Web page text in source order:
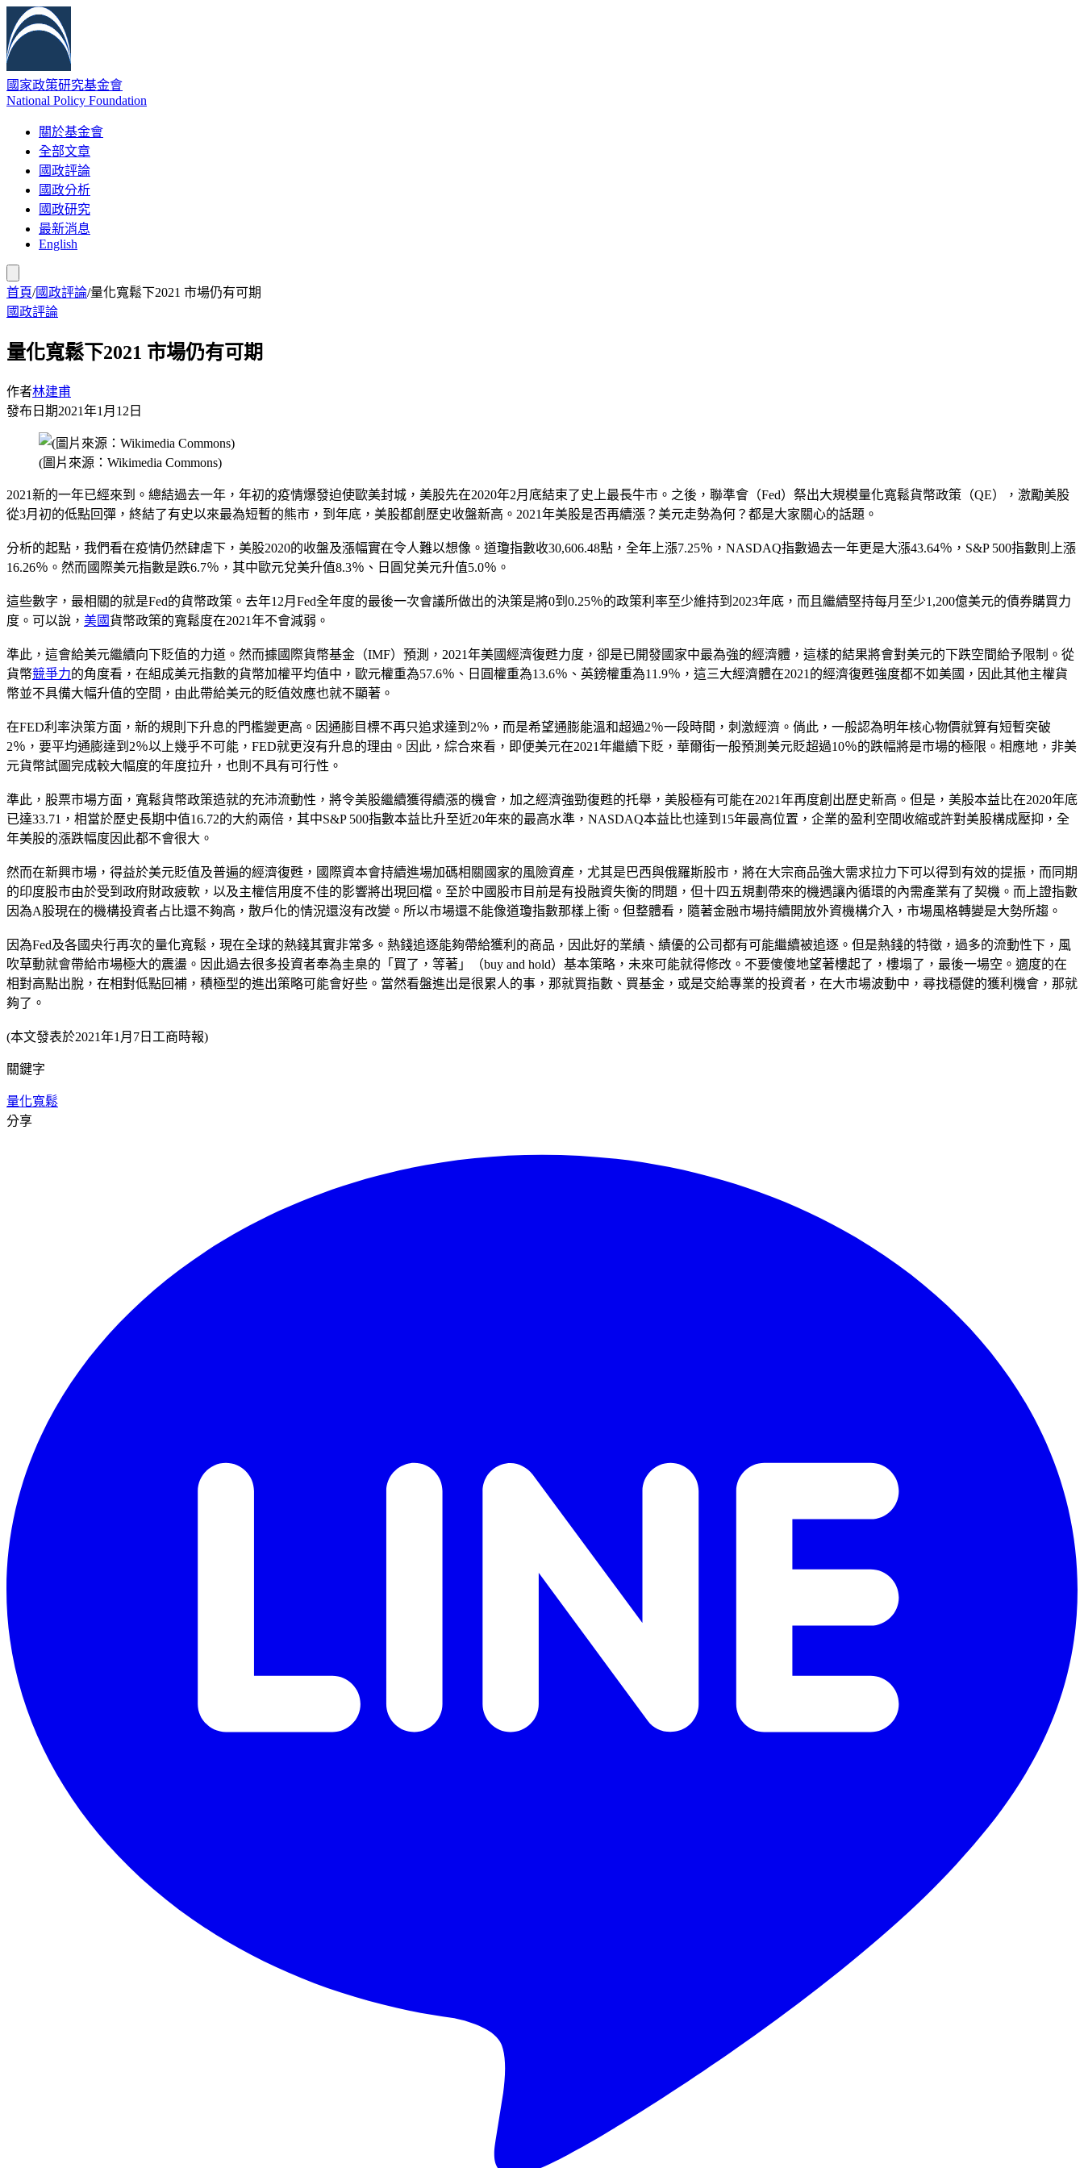
國家政策研究基金會
National Policy Foundation
關於基金會
全部文章
國政評論
國政分析
國政研究
最新消息
English
首頁/國政評論/量化寬鬆下2021 市場仍有可期
國政評論
量化寬鬆下2021 市場仍有可期
作者林建甫
發布日期2021年1月12日
(圖片來源：Wikimedia Commons)
2021新的一年已經來到。總結過去一年，年初的疫情爆發迫使歐美封城，美股先在2020年2月底結束了史上最長牛市。之後，聯準會（Fed）祭出大規模量化寬鬆貨幣政策（QE），激勵美股
從3月初的低點回彈，終結了有史以來最為短暫的熊市，到年底，美股都創歷史收盤新高。2021年美股是否再續漲？美元走勢為何？都是大家關心的話題。
分析的起點，我們看在疫情仍然肆虐下，美股2020的收盤及漲幅實在令人難以想像。道瓊指數收30,606.48點，全年上漲7.25％，NASDAQ指數過去一年更是大漲43.64％，S&P 500指數則上漲
16.26％。然而國際美元指數是跌6.7％，其中歐元兌美升值8.3％、日圓兌美元升值5.0％。
這些數字，最相關的就是Fed的貨幣政策。去年12月Fed全年度的最後一次會議所做出的決策是將0到0.25％的政策利率至少維持到2023年底，而且繼續堅持每月至少1,200億美元的債券購買力
度。可以說， 美國 貨幣政策的寬鬆度在2021年不會減弱。
準此，這會給美元繼續向下貶值的力道。然而據國際貨幣基金（IMF）預測，2021年美國經濟復甦力度，卻是已開發國家中最為強的經濟體，這樣的結果將會對美元的下跌空間給予限制。從
貨幣競爭力的角度看，在組成美元指數的貨幣加權平均值中，歐元權重為57.6％、日圓權重為13.6％、英鎊權重為11.9％，這三大經濟體在2021的經濟復甦強度都不如美國，因此其他主權貨
幣並不具備大幅升值的空間，由此帶給美元的貶值效應也就不顯著。
在FED利率決策方面，新的規則下升息的門檻變更高。因通膨目標不再只追求達到2％，而是希望通膨能溫和超過2％一段時間，刺激經濟。倘此，一般認為明年核心物價就算有短暫突破
2％，要平均通膨達到2％以上幾乎不可能，FED就更沒有升息的理由。因此，綜合來看，即便美元在2021年繼續下貶，華爾街一般預測美元貶超過10％的跌幅將是市場的極限。相應地，非美
元貨幣試圖完成較大幅度的年度拉升，也則不具有可行性。
準此，股票市場方面，寬鬆貨幣政策造就的充沛流動性，將令美股繼續獲得續漲的機會，加之經濟強勁復甦的托舉，美股極有可能在2021年再度創出歷史新高。但是，美股本益比在2020年底
已達33.71，相當於歷史長期中值16.72的大約兩倍，其中S&P 500指數本益比升至近20年來的最高水準，NASDAQ本益比也達到15年最高位置，企業的盈利空間收縮或許對美股構成壓抑，全
年美股的漲跌幅度因此都不會很大。
然而在新興市場，得益於美元貶值及普遍的經濟復甦，國際資本會持續進場加碼相關國家的風險資產，尤其是巴西與俄羅斯股市，將在大宗商品強大需求拉力下可以得到有效的提振，而同期
的印度股市由於受到政府財政疲軟，以及主權信用度不佳的影響將出現回檔。至於中國股市目前是有投融資失衡的問題，但十四五規劃帶來的機遇讓內循環的內需產業有了契機。而上證指數
因為A股現在的機構投資者占比還不夠高，散戶化的情況還沒有改變。所以市場還不能像道瓊指數那樣上衝。但整體看，隨著金融市場持續開放外資機構介入，市場風格轉變是大勢所趨。
因為Fed及各國央行再次的量化寬鬆，現在全球的熱錢其實非常多。熱錢追逐能夠帶給獲利的商品，因此好的業績、績優的公司都有可能繼續被追逐。但是熱錢的特徵，過多的流動性下，風
吹草動就會帶給市場極大的震盪。因此過去很多投資者奉為圭臬的「買了，等著」（buy and hold）基本策略，未來可能就得修改。不要傻傻地望著樓起了，樓塌了，最後一場空。適度的在
相對高點出脫，在相對低點回補，積極型的進出策略可能會好些。當然看盤進出是很累人的事，那就買指數、買基金，或是交給專業的投資者，在大市場波動中，尋找穩健的獲利機會，那就
夠了。
(本文發表於2021年1月7日工商時報)
關鍵字
量化寬鬆
分享